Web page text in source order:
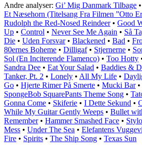
Andre analyser: Gi’ Mig Danmark Tilbage •
Et Næsehorn (Titelsang Fra Filmen ”Otto
Rudolph the Red-Nosed Reindeer• Good
Up • Control • Never See Me Again • Så
Die • Uden Forsvar• Blackened • Bad •
80ernes Boheme • Dilligaf• Stjernerne •
Sol (En Inciterende Flamenco) • Too Hotty
Sandra Dee • Eat Your Salad • Baddies &
Tanker, Pt. 2 • Lonely • All My Life •
Go • Hjerte Rimer På Smerte • Mucki Bar•
SpongeBob SquarePants Theme Song •
Gonna Come • Skiferie • I Dette Sekund •
While My Guitar Gently Weeps • Bullet
Remember• Hammer Smashed Face • Stylo
Mess • Under The Sea • Elefantens
Fire • Spirits • The Ship Song • Texas Sun